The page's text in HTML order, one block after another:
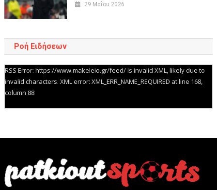
29 Μαΐου 2026
Ροή Ειδήσεων
RSS Error: https://www.makeleio.gr/feed/ is invalid XML, likely due to
invalid characters. XML error: XML_ERR_NAME_REQUIRED at line 168,
column 88